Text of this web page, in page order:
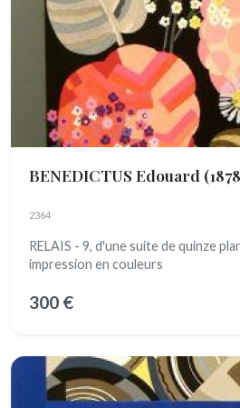
BENEDICTUS Edouard
2364
RELAIS - 9, d'une suite de quinze
impression en couleurs
300 €